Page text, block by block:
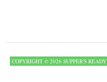
COPYRIGHT © 2026 SUPPER'S READY